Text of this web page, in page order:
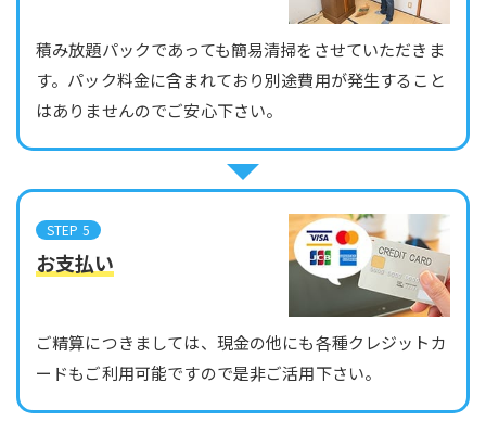
積み放題パックであっても簡易清掃をさせていただきま
す。パック料金に含まれており別途費用が発生すること
はありませんのでご安心下さい。
STEP 5
お支払い
ご精算につきましては、現金の他にも各種クレジットカ
ードもご利用可能ですので是非ご活用下さい。